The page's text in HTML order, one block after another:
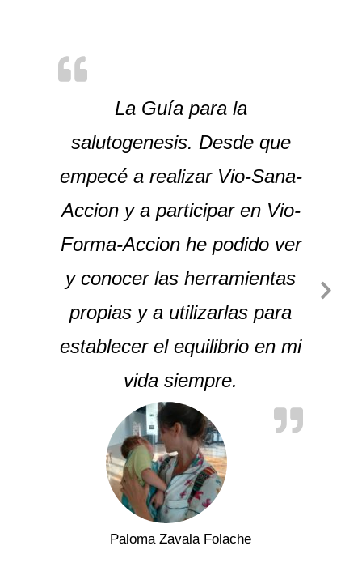
La Guía para la
salutogenesis. Desde que
empecé a realizar Vio-Sana-
Accion y a participar en Vio-
Forma-Accion he podido ver
y conocer las herramientas
propias y a utilizarlas para
establecer el equilibrio en mi
vida siempre.
Paloma Zavala Folache